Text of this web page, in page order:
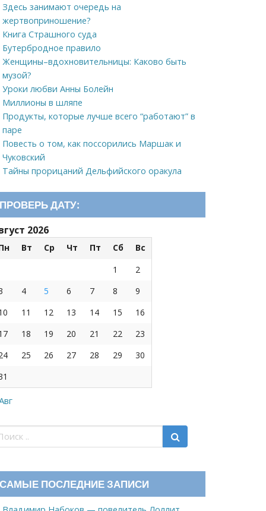
Здесь занимают очередь на
жертвоприношение?
Книга Страшного суда
Бутербродное правило
Женщины–вдохновительницы: Каково быть
музой?
Уроки любви Анны Болейн
Миллионы в шляпе
Продукты, которые лучше всего “работают” в
паре
Повесть о том, как поссорились Маршак и
Чуковский
Тайны прорицаний Дельфийского оракула
ПРОВЕРЬ ДАТУ:
2026
Вт Ср Чт Пт Сб
Вс
1
2
4 5 6 7 8
9
11 12 13 14 15
16
18 19 20 21 22
23
25 26 27 28 29
30
САМЫЕ ПОСЛЕДНИЕ ЗАПИСИ